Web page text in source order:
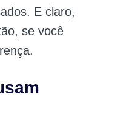
E claro,
se você